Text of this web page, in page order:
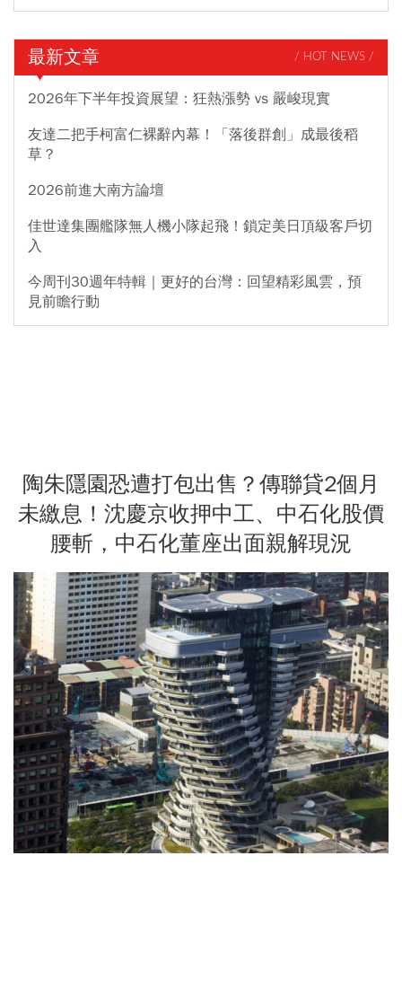
最新文章 / HOT NEWS /
2026年下半年投資展望：狂熱漲勢 vs 嚴峻現實
友達二把手柯富仁裸辭內幕！「落後群創」成最後稻
草？
2026前進大南方論壇
佳世達集團艦隊無人機小隊起飛！鎖定美日頂級客戶切
入
今周刊30週年特輯｜更好的台灣：回望精彩風雲，預
見前瞻行動
陶朱隱園恐遭打包出售？傳聯貸2個月
未繳息！沈慶京收押中工、中石化股價
腰斬，中石化董座出面親解現況